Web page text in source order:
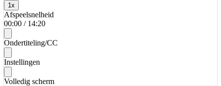
1 x
Afspeelsnelheid
00:00 / 14:20
Ondertiteling/CC
Instellingen
Volledig scherm